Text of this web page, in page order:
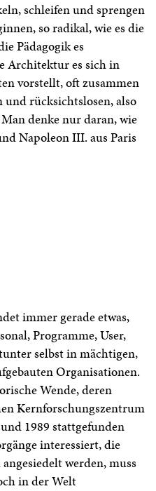
schleifen und sprengen
so radikal, wie es die
Pädagogik es
Architektur es sich in
vorstellt, oft zusammen
rücksichtslosen, also
denke nur daran, wie
Napoleon III. aus Paris
immer gerade etwas,
Programme, User,
selbst in mächtigen,
Organisationen.
Wende, deren
Kernforschungszentrum
1989 stattgefunden
interessiert, die
werden, muss
in der Welt